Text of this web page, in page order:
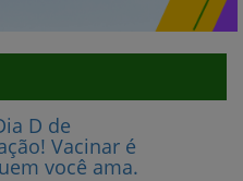
D de
Vacinar é
você ama.